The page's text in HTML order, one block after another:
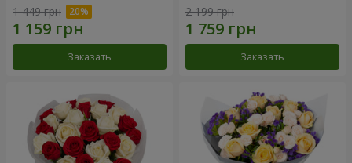
1 449 грн
Заказать
2 199 грн
Заказать